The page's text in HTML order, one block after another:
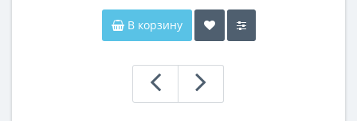
В корзину